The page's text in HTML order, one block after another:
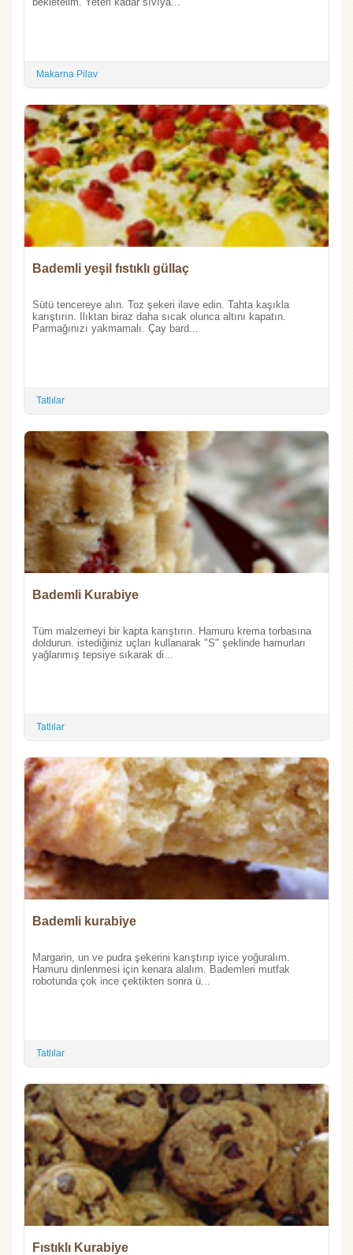
Makarna Pilav
Bademli yeşil fıstıklı güllaç
Sütü tencereye alın. Toz şekeri ilave edin. Tahta kaşıkla
karıştırın. Ilıktan biraz daha sıcak olunca altını kapatın.
Parmağınızı yakmamalı. Çay bard...
Tatlılar
Bademli Kurabiye
Tüm malzemeyi bir kapta karıştırın. Hamuru krema torbasına
doldurun. istediğiniz uçları kullanarak "S" şeklinde hamurları
yağlanmış tepsiye sıkarak di...
Tatlılar
Bademli kurabiye
Margarin, un ve pudra şekerini karıştırıp iyice yoğuralım.
Hamuru dinlenmesi için kenara alalım. Bademleri mutfak
robotunda çok ince çektikten sonra ü...
Tatlılar
Fıstıklı Kurabiye